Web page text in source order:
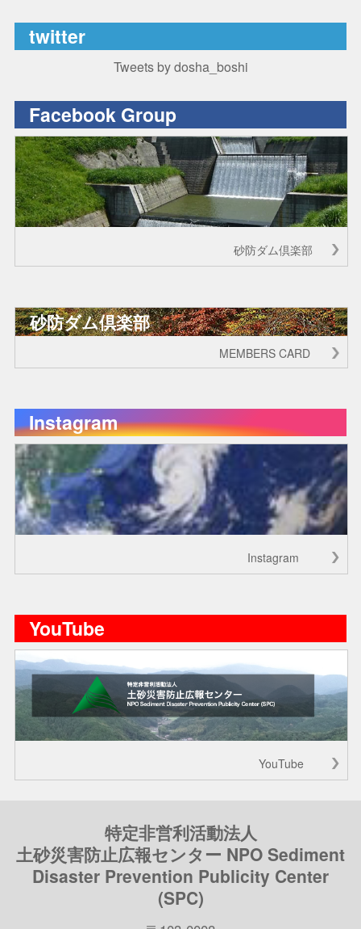
twitter
Tweets by dosha_boshi
Facebook Group
砂防ダム倶楽部
砂防ダム倶楽部
MEMBERS CARD
Instagram
Instagram
YouTube
YouTube
特定非営利活動法人
土砂災害防止広報センター NPO Sediment
Disaster Prevention Publicity Center
(SPC)